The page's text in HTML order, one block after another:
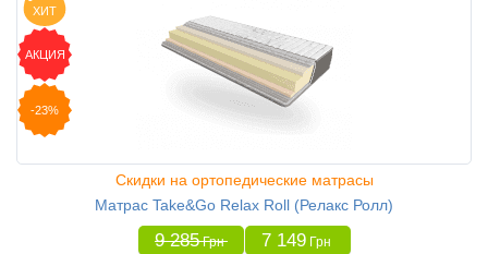
ХИТ
АКЦИЯ
-23%
Скидки на ортопедические матрасы
Матрас Take&Go Relax Roll (Релакс Ролл)
9 285 Грн 7 149 Грн